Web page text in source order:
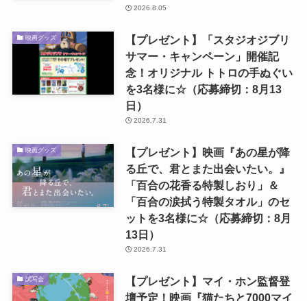
2026.8.05
映画グッズ
【プレゼント】「スタジオジブリ
サマー・キャンペーン」開催記
念！オリジナル トトロの手ぬぐい
を3名様に☆（応募締切：8月13
日）
2026.7.31
映画グッズ
【プレゼント】映画『あの星が降
る丘で、君とまた出会いたい。』
「百合の花香る特製しおり」＆
「百合の涙拭う特製タオル」のセ
ットを3名様に☆（応募締切：8月
13日）
2026.7.31
試写会
【プレゼント】マイ・ホン監督登
壇予定！映画『猫たちと7000マイ